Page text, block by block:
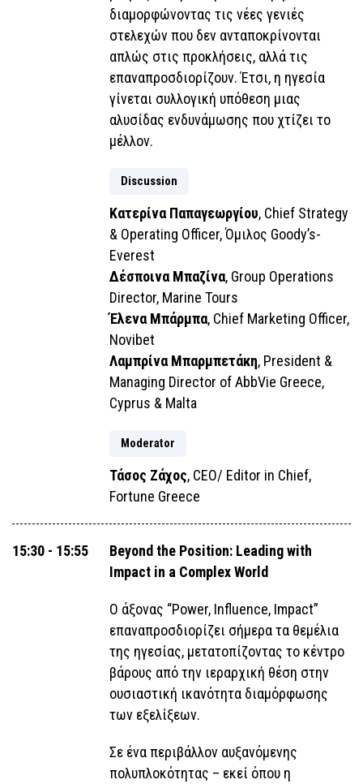
διαμορφώνοντας τις νέες γενιές
στελεχών που δεν ανταποκρίνονται
απλώς στις προκλήσεις, αλλά τις
επαναπροσδιορίζουν. Έτσι, η ηγεσία
γίνεται συλλογική υπόθεση μιας
αλυσίδας ενδυνάμωσης που χτίζει το
μέλλον.
Discussion
Κατερίνα Παπαγεωργίου, Chief Strategy
& Operating Officer, Όμιλος Goody’s-
Everest
Δέσποινα Μπαζίνα, Group Operations
Director, Marine Tours
Έλενα Μπάρμπα, Chief Marketing Officer,
Novibet
Λαμπρίνα Μπαρμπετάκη, President &
Managing Director of AbbVie Greece,
Cyprus & Malta
Moderator
Τάσος Ζάχος, CEO/ Editor in Chief,
Fortune Greece
15:30 - 15:55
Beyond the Position: Leading with
Impact in a Complex World
Ο άξονας “Power, Influence, Impact”
επαναπροσδιορίζει σήμερα τα θεμέλια
της ηγεσίας, μετατοπίζοντας το κέντρο
βάρους από την ιεραρχική θέση στην
ουσιαστική ικανότητα διαμόρφωσης
των εξελίξεων.
Σε ένα περιβάλλον αυξανόμενης
πολυπλοκότητας – εκεί όπου η